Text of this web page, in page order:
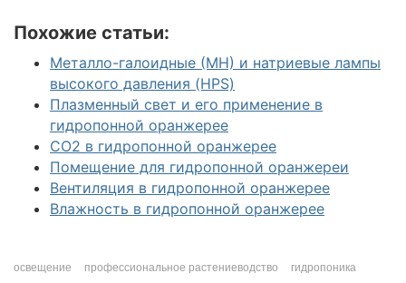
Похожие статьи:
Металло-галоидные (МН) и натриевые лампы
высокого давления (HPS)
Плазменный свет и его применение в
гидропонной оранжерее
CO2 в гидропонной оранжерее
Помещение для гидропонной оранжереи
Вентиляция в гидропонной оранжерее
Влажность в гидропонной оранжерее
освещение профессиональное растениеводство
гидропоника